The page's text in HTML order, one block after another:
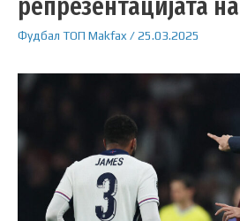
Фудбал ТОП Makfax /25.03.2025